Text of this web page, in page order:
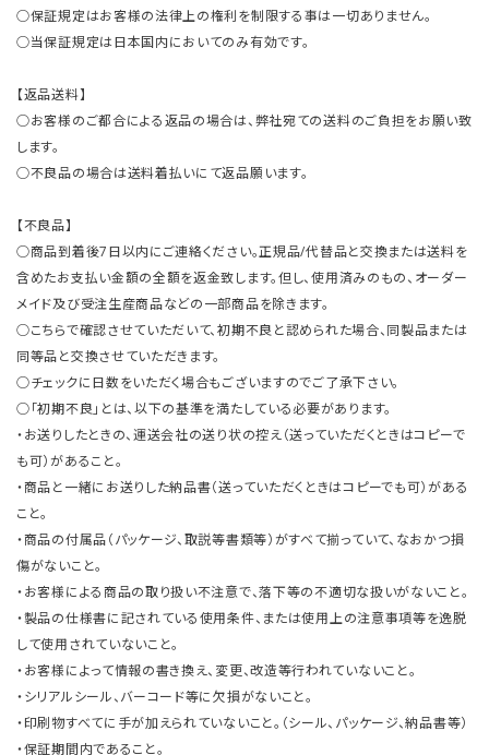
○保証規定はお客様の法律上の権利を制限する事は一切ありません。
○当保証規定は日本国内においてのみ有効です。
【返品送料】
○お客様のご都合による返品の場合は、弊社宛ての送料のご負担をお願い致
します。
○不良品の場合は送料着払いにて返品願います。
【不良品】
○商品到着後7日以内にご連絡ください。正規品/代替品と交換または送料を
含めたお支払い金額の全額を返金致します。但し、使用済みのもの、オーダー
メイド及び受注生産商品などの一部商品を除きます。
○こちらで確認させていただいて、初期不良と認められた場合、同製品または
同等品と交換させていただきます。
○チェックに日数をいただく場合もございますのでご了承下さい。
○「初期不良」とは、以下の基準を満たしている必要があります。
・お送りしたときの、運送会社の送り状の控え（送っていただくときはコピーで
も可）があること。
・商品と一緒にお送りした納品書（送っていただくときはコピーでも可）がある
こと。
・商品の付属品（パッケージ、取説等書類等）がすべて揃っていて、なおかつ損
傷がないこと。
・お客様による商品の取り扱い不注意で、落下等の不適切な扱いがないこと。
・製品の仕様書に記されている使用条件、または使用上の注意事項等を逸脱
して使用されていないこと。
・お客様によって情報の書き換え、変更、改造等行われていないこと。
・シリアルシール、バーコード等に欠損がないこと。
・印刷物すべてに手が加えられていないこと。（シール、パッケージ、納品書等）
・保証期間内であること。